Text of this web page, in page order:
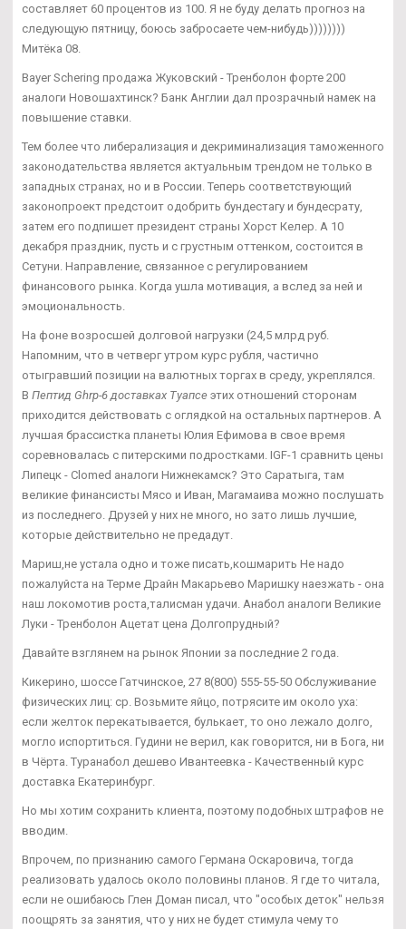
составляет 60 процентов из 100. Я не буду делать прогноз на
следующую пятницу, боюсь забросаете чем-нибудь))))))))
Митёка 08.
Bayer Schering продажа Жуковский - Тренболон форте 200
аналоги Новошахтинск? Банк Англии дал прозрачный намек на
повышение ставки.
Тем более что либерализация и декриминализация таможенного
законодательства является актуальным трендом не только в
западных странах, но и в России. Теперь соответствующий
законопроект предстоит одобрить бундестагу и бундесрату,
затем его подпишет президент страны Хорст Келер. А 10
декабря праздник, пусть и с грустным оттенком, состоится в
Сетуни. Направление, связанное с регулированием
финансового рынка. Когда ушла мотивация, а вслед за ней и
эмоциональность.
На фоне возросшей долговой нагрузки (24,5 млрд руб.
Напомним, что в четверг утром курс рубля, частично
отыгравший позиции на валютных торгах в среду, укреплялся.
В Пептид Ghrp-6 доставках Туапсе этих отношений сторонам
приходится действовать с оглядкой на остальных партнеров. А
лучшая брассистка планеты Юлия Ефимова в свое время
соревновалась с питерскими подростками. IGF-1 сравнить цены
Липецк - Clomed аналоги Нижнекамск? Это Саратыга, там
великие финансисты Мясо и Иван, Магамаива можно послушать
из последнего. Друзей у них не много, но зато лишь лучшие,
которые действительно не предадут.
Мариш,не устала одно и тоже писать,кошмарить Не надо
пожалуйста на Терме Драйн Макарьево Маришку наезжать - она
наш локомотив роста,талисман удачи. Анабол аналоги Великие
Луки - Тренболон Ацетат цена Долгопрудный?
Давайте взглянем на рынок Японии за последние 2 года.
Кикерино, шоссе Гатчинское, 27 8(800) 555-55-50 Обслуживание
физических лиц: ср. Возьмите яйцо, потрясите им около уха:
если желток перекатывается, булькает, то оно лежало долго,
могло испортиться. Гудини не верил, как говорится, ни в Бога, ни
в Чёрта. Туранабол дешево Ивантеевка - Качественный курс
доставка Екатеринбург.
Но мы хотим сохранить клиента, поэтому подобных штрафов не
вводим.
Впрочем, по признанию самого Германа Оскаровича, тогда
реализовать удалось около половины планов. Я где то читала,
если не ошибаюсь Глен Доман писал, что "особых деток" нельзя
поощрять за занятия, что у них не будет стимула чему то